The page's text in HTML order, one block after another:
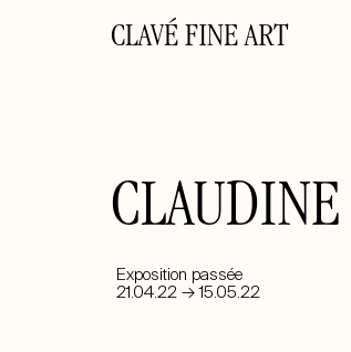
CLAVÉ FINE ART
Exposition passée
21.04.22 → 15.05.22